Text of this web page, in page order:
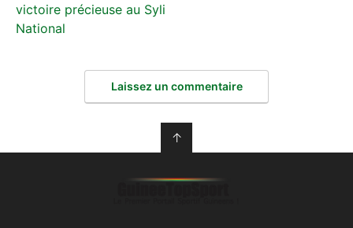
victoire précieuse au Syli
National
Laissez un commentaire
↑